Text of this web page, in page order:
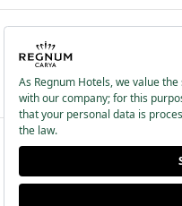
2026 ® Regnum Hotels. Все
Политика в отношении